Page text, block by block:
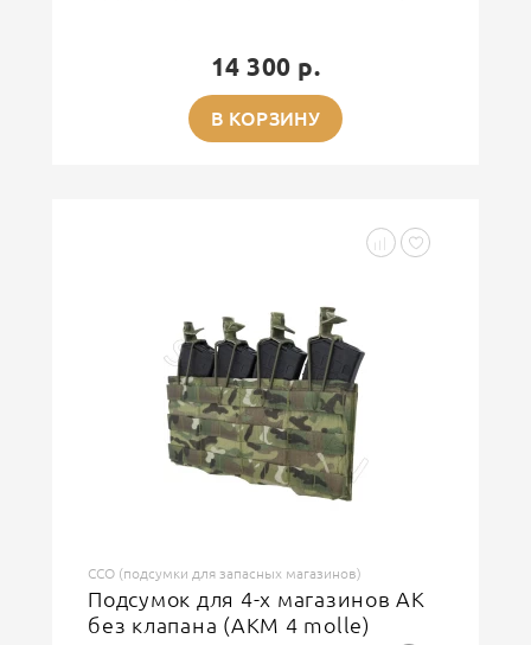
14 300 р.
В КОРЗИНУ
ССО (подсумки для запасных магазинов)
Подсумок для 4-х магазинов АК
без клапана (АКМ 4 molle)